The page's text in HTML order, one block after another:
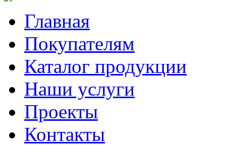
Главная
Покупателям
Каталог продукции
Наши услуги
Проекты
Контакты